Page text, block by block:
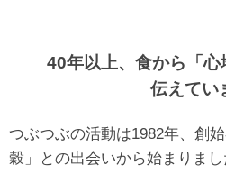
40年以上、食から「
伝えてい
つぶつぶの活動は1982年、創
穀」との出会いから始まりまし